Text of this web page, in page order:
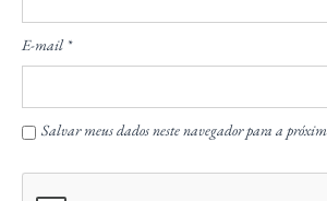
E-mail *
Salvar meus dados neste navegador para a